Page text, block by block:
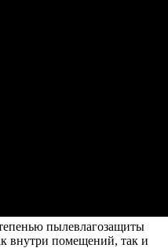
пылевлагозащиты
внутри помещений, так и